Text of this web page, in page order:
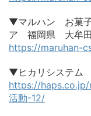
▼マルハン お菓子
ア 福岡県 大牟
https://maruhan-
▼ヒカリシステム
https://haps.co.jp/
活動-12/